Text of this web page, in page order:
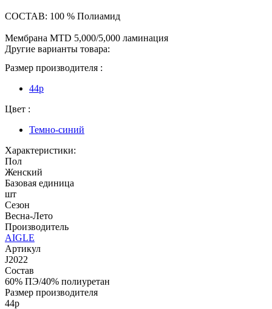
СОСТАВ: 100 % Полиамид
Мембрана MTD 5,000/5,000 ламинация
Другие варианты товара:
Размер производителя :
44p
Цвет :
Темно-синий
Характеристики:
Пол
Женский
Базовая единица
шт
Сезон
Весна-Лето
Производитель
AIGLE
Артикул
J2022
Состав
60% ПЭ/40% полиуретан
Размер производителя
44p